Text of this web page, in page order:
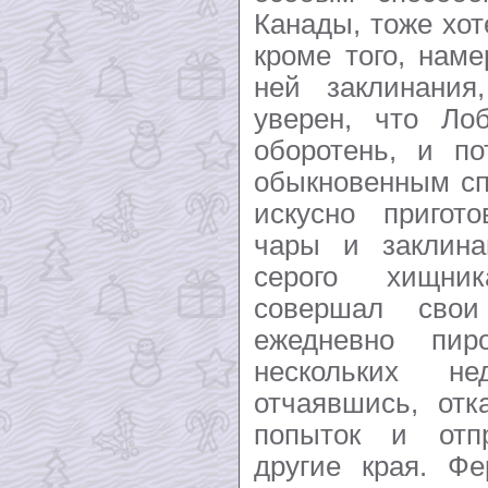
Канады, тоже
кроме того,
ней
уверен, что
оборотень, и
обыкновенным
искусно
чары и
серого
совершал
ежедневно
нескольких
отчаявшись,
попыток и
другие края.